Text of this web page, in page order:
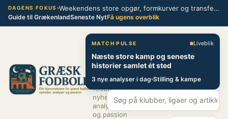
Spring
DAGENS FOKUS Weekendens store opgør, formkurver og transferblik fra græsk fodbold
Guide til GrækenlandSeneste NytFå ugens overblik
Græsk Fodbold
Din
hjemmebane
for græsk
fodbold –
nyheder,
analyser
og passion
MATCH PULSE Liveblik
Næste store kamp og seneste
historier samlet ét sted
3 nye analyser i dag Stilling & kampe